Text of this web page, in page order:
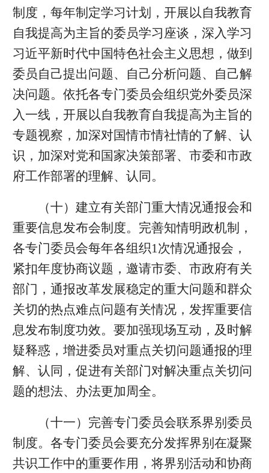
制度，每年制定学习计划，开展以自我教育
自我提高为主旨的委员学习座谈，深入学习
习近平新时代中国特色社会主义思想，做到
委员自己提出问题、自己分析问题、自己解
决问题。依托各专门委员会组织党外委员深
入一线，开展以自我教育自我提高为主旨的
专题视察，加深对国情市情社情的了解、认
识，加深对党和国家决策部署、市委和市政
府工作部署的理解、认同。
（十）建立有关部门重大情况通报会和
重要信息发布会制度。完善知情明政机制，
各专门委员会每年各组织1次情况通报会，
紧扣年度协商议题，邀请市委、市政府有关
部门，通报改革发展稳定的重大问题和群众
关切的热点难点问题有关情况，发挥重要信
息发布制度功效。要加强现场互动，及时解
疑释惑，增进委员对重点关切问题通报的理
解、认同，促进有关部门对解决重点关切问
题的想法、办法更加周全。
（十一）完善专门委员会联系界别委员
制度。各专门委员会要充分发挥界别在凝聚
共识工作中的重要作用，将界别活动和协商